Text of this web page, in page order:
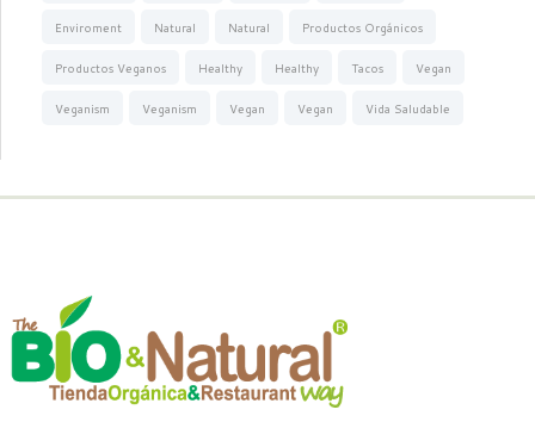
Enviroment Natural Natural Productos Orgánicos
Productos Veganos Healthy Healthy Tacos Vegan
Veganism Veganism Vegan Vegan Vida Saludable